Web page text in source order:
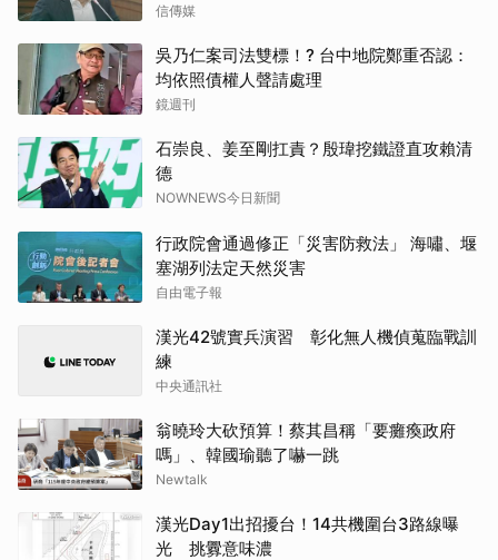
信傳媒
吳乃仁案司法雙標！? 台中地院鄭重否認：
均依照債權人聲請處理
鏡週刊
石崇良、姜至剛扛責？殷瑋挖鐵證直攻賴清
德
NOWNEWS今日新聞
行政院會通過修正「災害防救法」 海嘯、堰
塞湖列法定天然災害
自由電子報
漢光42號實兵演習 彰化無人機偵蒐臨戰訓
練
中央通訊社
翁曉玲大砍預算！蔡其昌稱「要癱瘓政府
嗎」、韓國瑜聽了嚇一跳
Newtalk
漢光Day1出招擾台！14共機圍台3路線曝
光 挑釁意味濃